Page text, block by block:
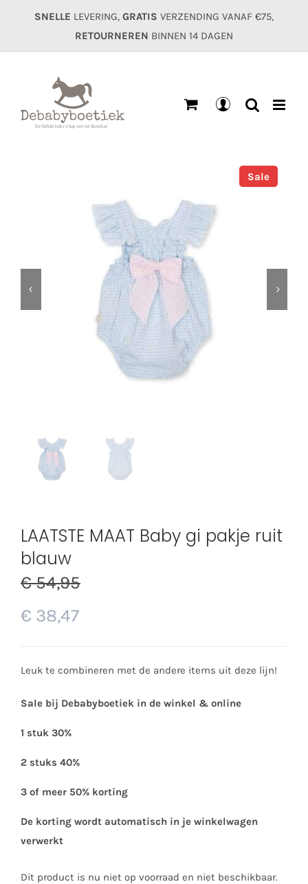
SNELLE LEVERING, GRATIS VERZENDING VANAF €75,
RETOURNEREN BINNEN 14 DAGEN
Sale
LAATSTE MAAT Baby gi pakje ruit
blauw
€54,95
€ 38,47
Leuk te combineren met de andere items uit deze lijn!
Sale bij Debabyboetiek in de winkel & online
1 stuk 30%
2 stuks 40%
3 of meer 50% korting
De korting wordt automatisch in je winkelwagen
verwerkt
Dit product is nu niet op voorraad en niet beschikbaar.